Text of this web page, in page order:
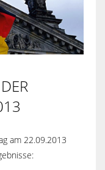
am 22.09.2013